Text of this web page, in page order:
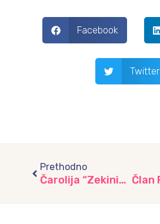
Facebook
Twitter
Prethodno
Čarolija “Zekinih basni”: Bijeli šumski poligon u vrtiću “Iijaš”